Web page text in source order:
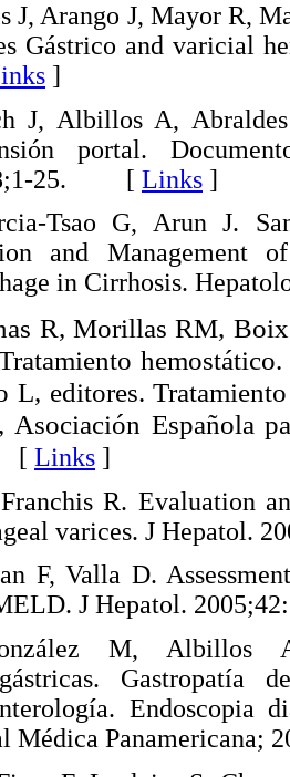
J, Arango J, Mayor R,
Gástrico and varicial
]
J, Albillos A,
portal.
25. [ Links ]
Tsao G, Arun J.
and Management
in Cirrhosis.
R, Morillas RM,
L, editores.
Asociación Española
Links ]
R. Evaluation
varices. J
F, Valla D.
J Hepatol.
M, Albillos
Endoscopia
Médica